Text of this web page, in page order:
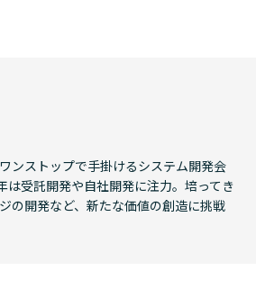
ンストップで手掛けるシステム開発会
は受託開発や自社開発に注力。培ってき
の開発など、新たな価値の創造に挑戦